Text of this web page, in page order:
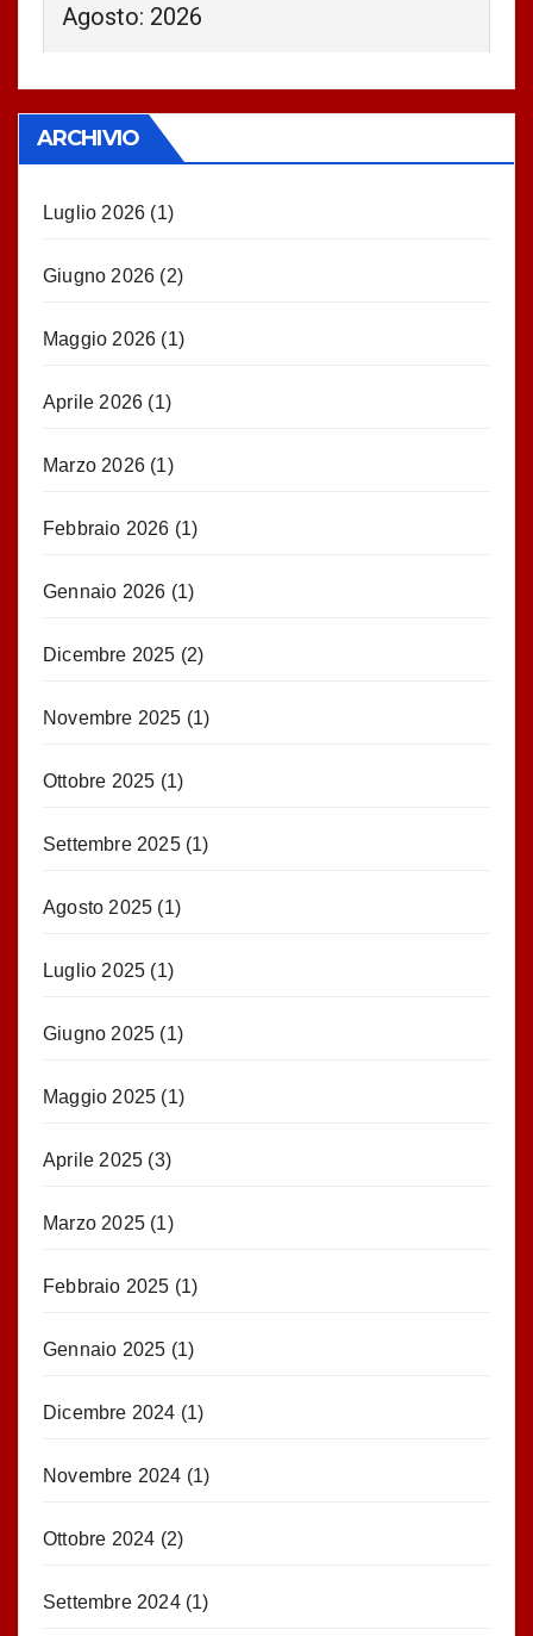
Agosto: 2026
ARCHIVIO
Luglio 2026 (1)
Giugno 2026 (2)
Maggio 2026 (1)
Aprile 2026 (1)
Marzo 2026 (1)
Febbraio 2026 (1)
Gennaio 2026 (1)
Dicembre 2025 (2)
Novembre 2025 (1)
Ottobre 2025 (1)
Settembre 2025(1)
Agosto 2025 (1)
Luglio 2025 (1)
Giugno 2025 (1)
Maggio 2025 (1)
Aprile 2025 (3)
Marzo 2025 (1)
Febbraio 2025 (1)
Gennaio 2025 (1)
Dicembre 2024 (1)
Novembre 2024 (1)
Ottobre 2024 (2)
Settembre 2024(1)